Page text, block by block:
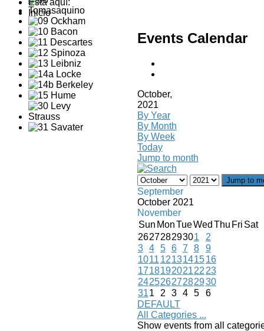
Está aquí:
Inicio
Events Calendar
October,
2021
By Year
By Month
By Week
Today
Jump to month
Jump to
September
October 2021
November
Sun MonTueWed Thu Fri Sat
26272829301
2
3
4 5 6 7 8
9
1011 1213141516
171819202122 23
24252627282930
311 2 3 4 5
6
DEFAULT
All Categories ...
Show events from all